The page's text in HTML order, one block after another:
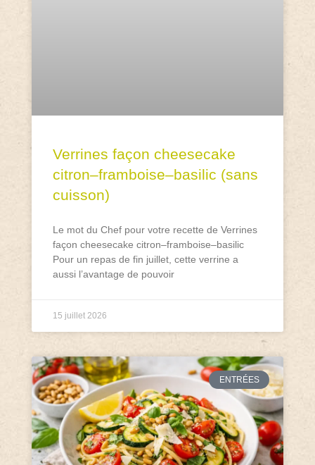
Verrines façon cheesecake
citron–framboise–basilic (sans
cuisson)
Le mot du Chef pour votre recette de Verrines
façon cheesecake citron–framboise–basilic
Pour un repas de fin juillet, cette verrine a
aussi l’avantage de pouvoir
15 juillet 2026
ENTRÉES